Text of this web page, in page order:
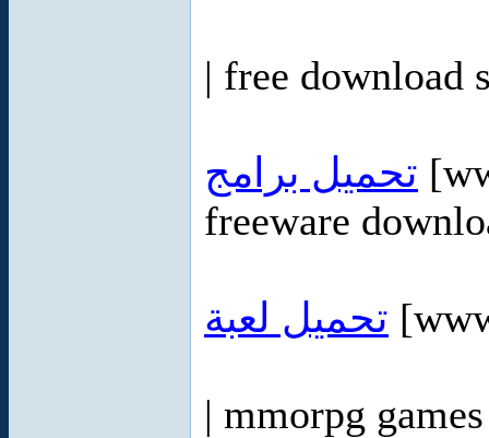
| free download
تحميل برامج
freeware
تحميل لعبة
| mmorpg